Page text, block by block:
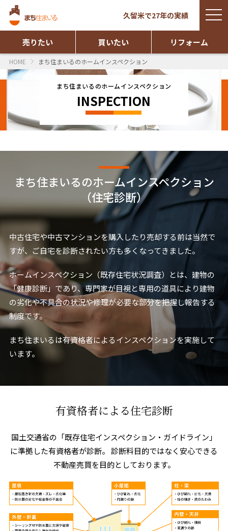
久留米で27年の実績
売りたい 買いたい リフォーム
HOME まち住まいるのホームインスペクション
まち住まいるのホームインスペクション
INSPECTION
まち住まいるのホームインスペクション
（住宅診断）
中古住宅や中古マンションを購入したり売却する前は当然で
すが、 ご自宅を診断されたい方も多くなってきました。
ホームインスペクション（既存住宅状況調査）とは、 建物の
「健康診断」であり、専門家が目視と専用の道具により建物
の劣化や不具合の状況や修理が必要な部分を把握し報告する
制度です。
まち住まいるは有資格者によるインスペクションを実施して
います。
有資格者による住宅診断
国土交通省の「既存住宅インスペクション・ガイドライン」
に準拠した有資格者が診断。 診断料目的ではなく安心できる
不動産売買を目的としております。